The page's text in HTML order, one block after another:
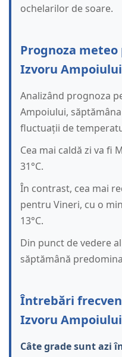
ochelarilor de soare.
Prognoza
Izvoru Ampoiului
Analizând prognoza
Ampoiului,
fluctuații de
Cea mai caldă zi va fi
31°C.
În contrast, cea mai
pentru Vineri, cu o
13°C.
Din punct de vedere
săptămână
Întrebări
Izvoru Ampoiului
Câte grade sunt azi